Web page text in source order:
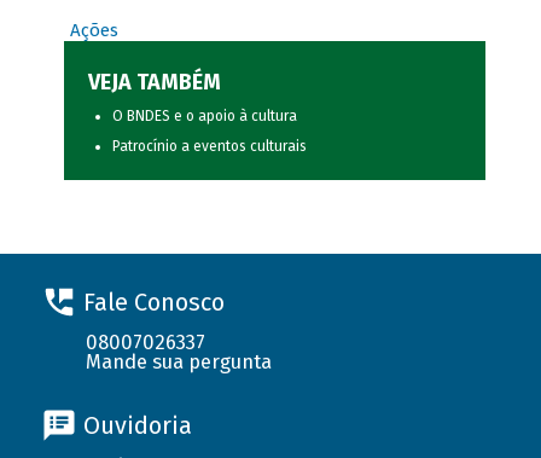
Ações
VEJA TAMBÉM
O BNDES e o apoio à cultura
Patrocínio a eventos culturais
Fale Conosco
08007026337
Mande sua pergunta
Ouvidoria